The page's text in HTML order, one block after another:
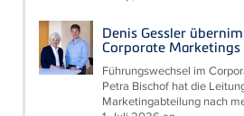
Denis Gessler
Corporate Marketings
Führungswechsel im
Petra Bischof hat die
Marketingabteilung nach